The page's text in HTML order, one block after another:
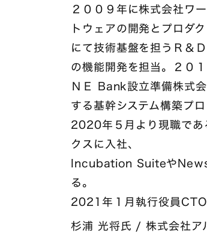
２００９年に株式会社ワ
トウェアの開発とプロダ
にて技術基盤を担うＲ＆
の機能開発を担当。２０
ＮＥ Bank設立準備株式
する基幹システム構築プロ
2020年５月より現職であ
クスに入社、
Incubation Suiteや
る。
2021年１月執行役員CTO
杉浦 光将氏 / 株式会社